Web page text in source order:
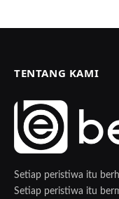
TENTANG KAMI
Setiap peristiwa itu
Setiap peristiwa itu